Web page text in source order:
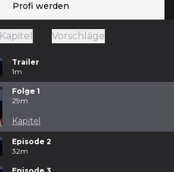
Profi werden
Kapitel Vorschläge
Trailer
1m
Folge 1
29m
Kapitel
Episode 2
32m